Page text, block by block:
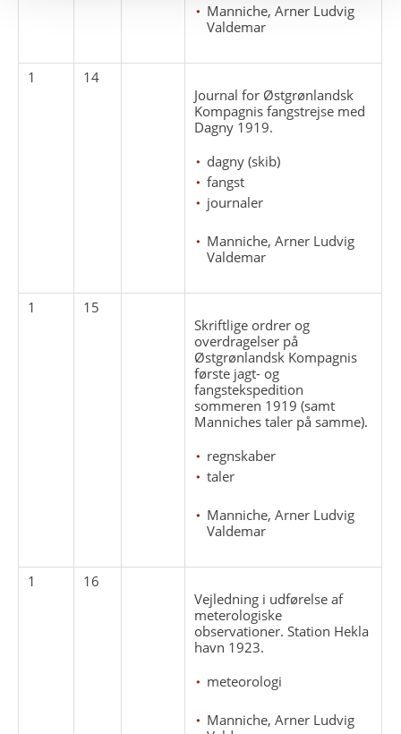
Manniche, Arner Ludvig
Valdemar
1
14
Journal for Østgrønlandsk
Kompagnis fangstrejse med
Dagny 1919.
dagny (skib)
fangst
journaler
Manniche, Arner Ludvig
Valdemar
1
15
Skriftlige ordrer og
overdragelser på
Østgrønlandsk Kompagnis
første jagt- og
fangstekspedition
sommeren 1919 (samt
Manniches taler på samme).
regnskaber
taler
Manniche, Arner Ludvig
Valdemar
1
16
Vejledning i udførelse af
meterologiske
observationer. Station Hekla
havn 1923.
meteorologi
Manniche, Arner Ludvig